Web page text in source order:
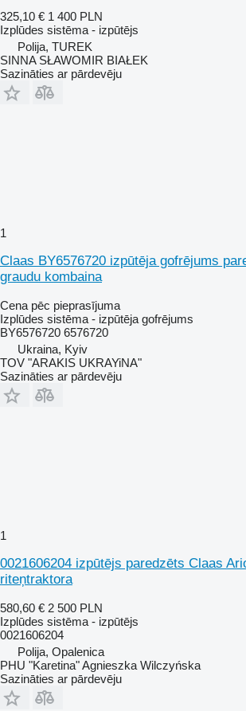
325,10 € 1 400 PLN
Izplūdes sistēma - izpūtējs
Polija, TUREK
SINNA SŁAWOMIR BIAŁEK
Sazināties ar pārdevēju
1
Claas BY6576720 izpūtēja gofrējums
graudu kombaina
Cena pēc pieprasījuma
Izplūdes sistēma - izpūtēja gofrējums
BY6576720 6576720
Ukraina, Kyiv
TOV "ARAKIS UKRAYiNA"
Sazināties ar pārdevēju
1
0021606204 izpūtējs paredzēts Claas
riteņtraktora
580,60 € 2 500 PLN
Izplūdes sistēma - izpūtējs
0021606204
Polija, Opalenica
PHU "Karetina" Agnieszka Wilczyńska
Sazināties ar pārdevēju